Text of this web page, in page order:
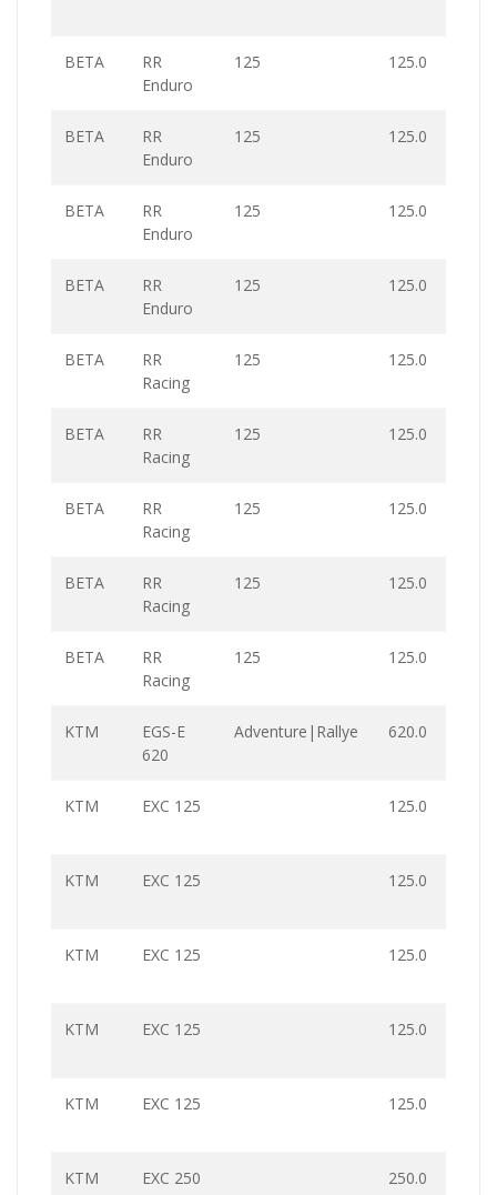
BETA
RR
Enduro
125 125.0
BETA
RR
Enduro
125 125.0
BETA
RR
Enduro
125 125.0
BETA
RR
Enduro
125 125.0
BETA
RR
Racing
125 125.0
BETA
RR
Racing
125 125.0
BETA
RR
Racing
125 125.0
BETA
RR
Racing
125 125.0
BETA
RR
Racing
125 125.0
KTM
EGS-E
620
Adventure|Rallye 620.0
KTM EXC 125 125.0
KTM EXC 125 125.0
KTM EXC 125 125.0
KTM EXC 125 125.0
KTM EXC 125 125.0
KTM EXC 250 250.0